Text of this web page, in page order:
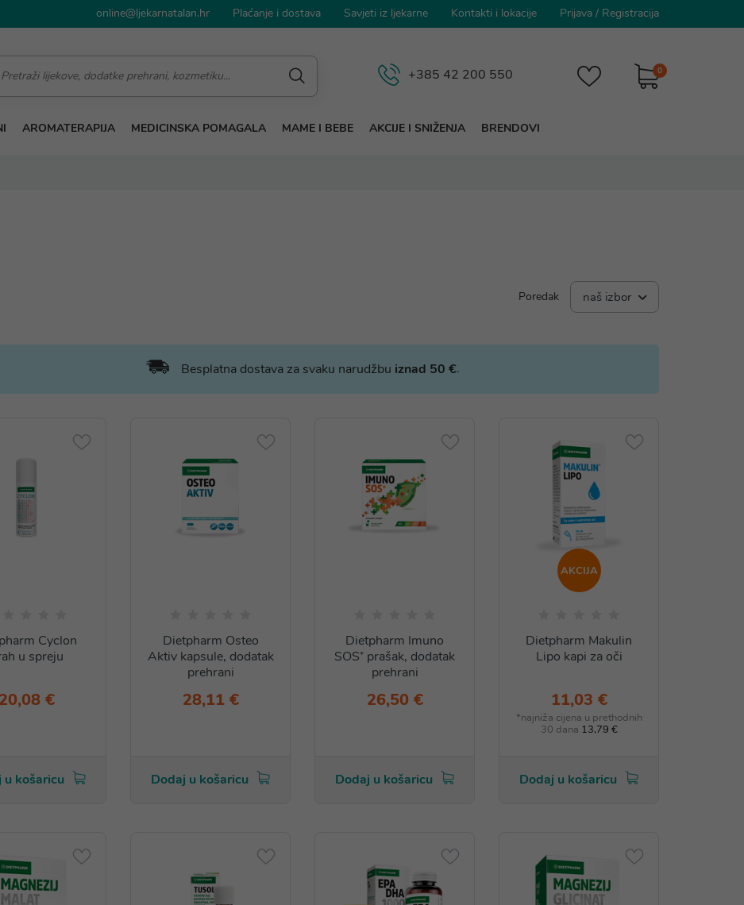
online@ljekarnatalan.hr Plaćanje i dostava Savjeti iz ljekarne Kontakti i lokacije Prijava / Registracija
0
+385 42 200 550
AROMATERAPIJA MEDICINSKA POMAGALA MAME I BEBE AKCIJE I SNIŽENJA BRENDOVI
Poredak naš izbor
Besplatna dostava za svaku narudžbu iznad 50 €.
Cyclon
u spreju
20,08 €
u košaricu
Dietpharm Osteo
Aktiv kapsule, dodatak
prehrani
28,11 €
Dodaj u košaricu
Dietpharm Imuno
SOS⁺ prašak, dodatak
prehrani
26,50 €
Dodaj u košaricu
AKCIJA
Dietpharm Makulin
Lipo kapi za oči
11,03 €
*najniža cijena u prethodnih
30 dana 13,79 €
Dodaj u košaricu